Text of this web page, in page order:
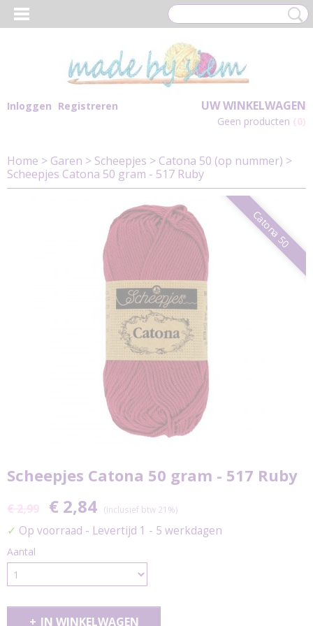
Inloggen Registreren UW WINKELWAGEN
Geen producten (0)
Home > Garen > Scheepjes > Catona 50 (op nummer) >
Scheepjes Catona 50 gram - 517 Ruby
Catona 50
Scheepjes Catona 50 gram - 517 Ruby
€ 2,99 € 2,84 (inclusief btw 21%)
✓ Op voorraad - Levertijd 1 - 5 werkdagen
Aantal
IN WINKELWAGEN